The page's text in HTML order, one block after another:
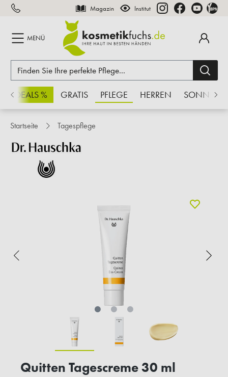
springen Magazin Institut
MENÜ
% GRATIS PFLEGE HERREN SONNE
Startseite Tagespflege
Quitten Tagescreme 30 ml